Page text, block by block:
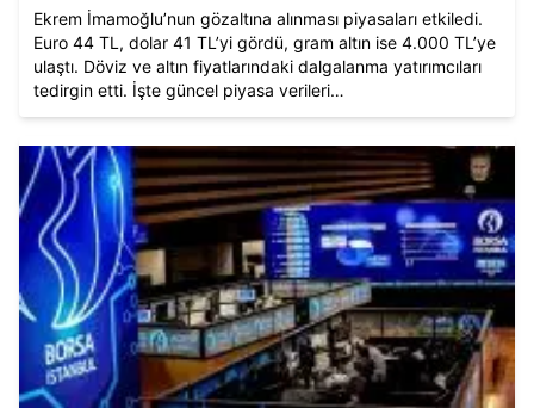
Ekrem İmamoğlu’nun gözaltına alınması piyasaları etkiledi.
Euro 44 TL, dolar 41 TL’yi gördü, gram altın ise 4.000 TL’ye
ulaştı. Döviz ve altın fiyatlarındaki dalgalanma yatırımcıları
tedirgin etti. İşte güncel piyasa verileri…